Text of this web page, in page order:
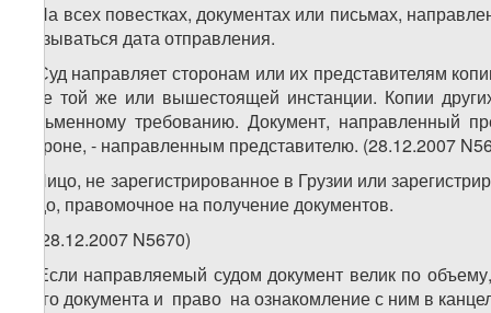
1. На всех повестках, документах или письмах,
указываться дата отправления.
2. Суд направляет сторонам или их представителям
суде той же или вышестоящей инстанции. Копии
письменному требованию. Документ, направленный
стороне, - направленным представителю. (28.12.2007
3. Лицо, не зарегистрированное в Грузии или
лицо, правомочное на получение документов.
4. (28.12.2007 N5670)
5. Если направляемый судом документ велик по
этого документа и право на ознакомление с ним в